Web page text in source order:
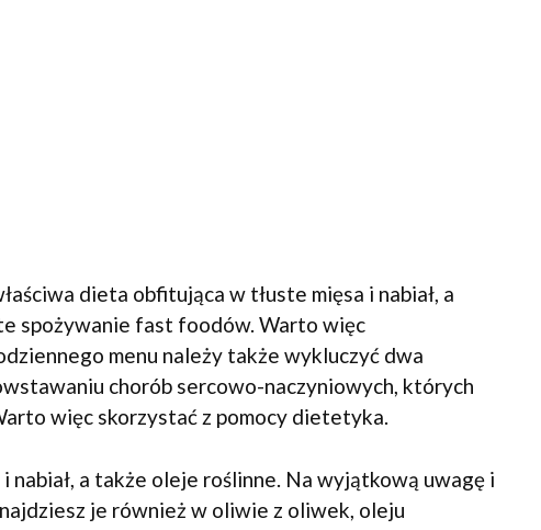
dieta obfitująca w tłuste mięsa i nabiał, a
spożywanie fast foodów. Warto więc
menu należy także wykluczyć dwa
chorób sercowo-naczyniowych, których
więc skorzystać z pomocy dietetyka.
a także oleje roślinne. Na wyjątkową uwagę i
je również w oliwie z oliwek, oleju